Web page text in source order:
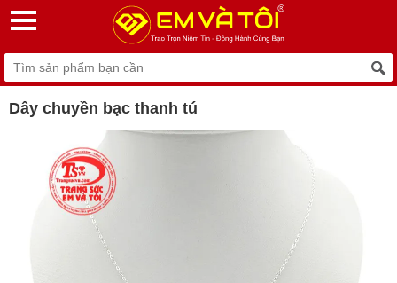
Dây chuyền bạc thanh tú